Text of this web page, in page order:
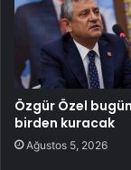
Özgür Özel
birden kuracak
Ağustos 5, 2026